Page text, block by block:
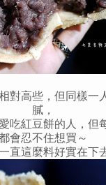
對高些，但同樣一
膩，
吃紅豆餅的人，但
會忍不住想買～
直這麼料好實在下